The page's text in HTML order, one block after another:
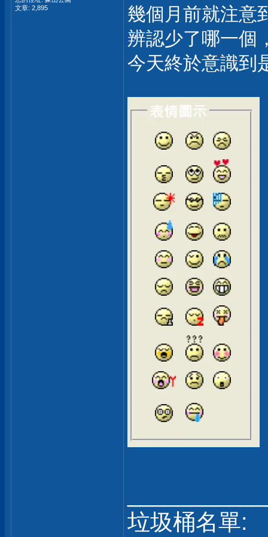
文章: 2,895
幾個月前就注意
辨認少了哪一個
今天終於意識到
垃圾桶名單: